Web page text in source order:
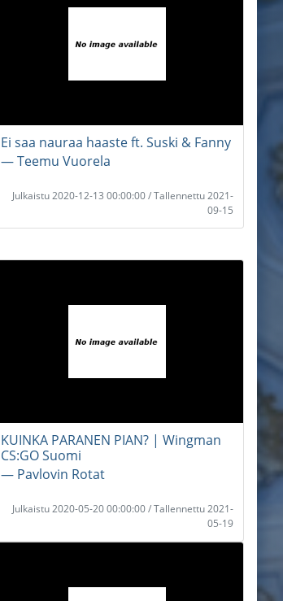
Ei saa nauraa haaste ft. Suski & Fanny
― Teemu Vuorela
Julkaistu 2020-12-13 00:00:00 / Tallennettu 2021-
09-15
KUINKA PARANEN PIAN? | Wingman
CS:GO Suomi
― Pavlovin Rotat
Julkaistu 2020-05-20 00:00:00 / Tallennettu 2021-
05-19